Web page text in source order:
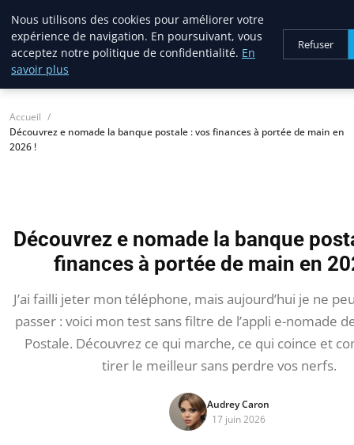
lostpages
BUSINESS INSIGHTS
Accueil
Découvrez e nomade la banque postale : vos finances à portée de main en
2026 !
Découvrez e nomade la banque
finances à portée de main en
J’ai failli jeter mon téléphone, mais aujourd’hui je ne
passer : voici mon test sans filtre de l’appli e-nomade
Postale. Découvrez ce qui marche, ce qui coince et
tirer le meilleur sans perdre vos nerfs.
Audrey Caron
17 juin 2026
Nous utilisons des cookies pour améliorer votre
expérience de navigation. En poursuivant, vous
acceptez notre politique de confidentialité. En
savoir plus
Refuser